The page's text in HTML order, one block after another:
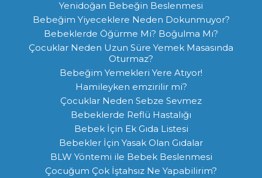
Yenidoğan Bebeğin Beslenmesi
Bebeğim Yiyeceklere Neden Dokunmuyor?
Bebeklerde Öğürme Mi? Boğulma Mı?
Çocuklar Neden Uzun Süre Yemek Masasında
Oturmaz?
Bebeğim Yemekleri Yere Atıyor!
Hamileyken emzirilir mi?
Çocuklar Neden Sebze Sevmez
Bebeklerde Reflü Hastalığı
Bebek İçin Ek Gıda Listesi
Bebekler İçin Yasak Olan Gıdalar
BLW Yöntemi ile Bebek Beslenmesi
Çocuğum Çok İştahsız Ne Yapabilirim?